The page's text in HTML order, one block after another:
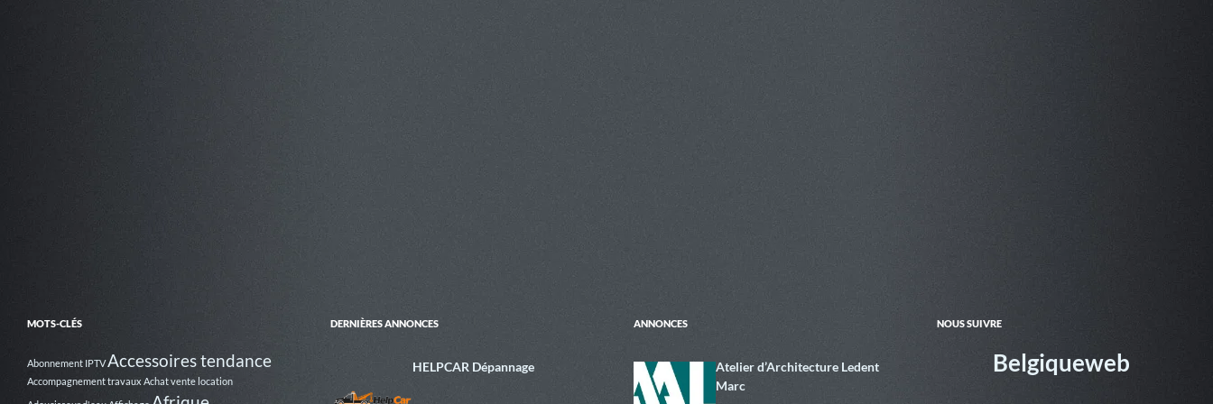
MOTS-CLÉS
Abonnement IPTVAccessoires tendance
Accompagnement travaux Achat vente location
DERNIÈRES ANNONCES
HELPCAR Dépannage
ANNONCES
Atelier d’Architecture Ledent
Marc
NOUS SUIVRE
Belgiqueweb